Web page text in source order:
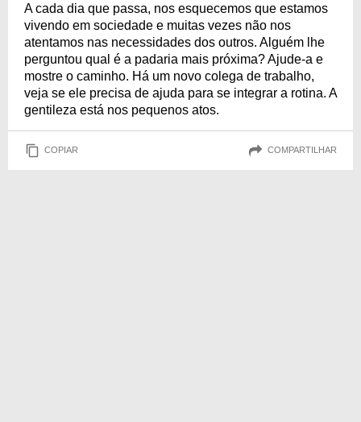
A cada dia que passa, nos esquecemos que estamos
vivendo em sociedade e muitas vezes não nos
atentamos nas necessidades dos outros. Alguém lhe
perguntou qual é a padaria mais próxima? Ajude-a e
mostre o caminho. Há um novo colega de trabalho,
veja se ele precisa de ajuda para se integrar a rotina. A
gentileza está nos pequenos atos.
COPIAR COMPARTILHAR